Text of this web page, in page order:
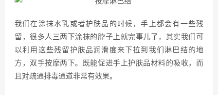
我们在涂抹水乳或者护肤品的时候，手上都会有一些残
留，很多人三两下涂抹的脖子上就完事儿了，其实我们可
以利用这些残留护肤品润滑度来下拉到我们淋巴结的地
方，双手按摩两下。既能促进手上护肤品材料的吸收，而
且对疏通排毒通道非常有效果。